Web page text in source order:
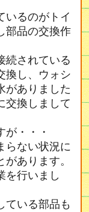
いるのがトイ
部品の交換作
続されている
換し、ウォシ
がありました
交換しまして
が・・・
らない状況に
あります。
を行いまし
ている部品も